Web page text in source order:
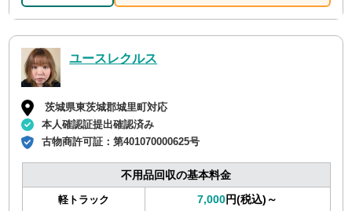
ユースレクルス
茨城県東茨城郡城里町対応
本人確認証提出確認済み
古物商許可証：第401070000625号
不用品回収の基本料金
軽トラック 7,000円(税込)～